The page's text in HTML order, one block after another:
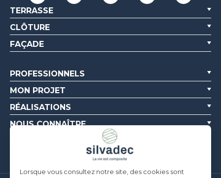
TERRASSE
CLÔTURE
FAÇADE
PROFESSIONNELS
MON PROJET
RÉALISATIONS
NOUS CONNAÎTRE
Lorsque vous consultez notre site, des cookies sont